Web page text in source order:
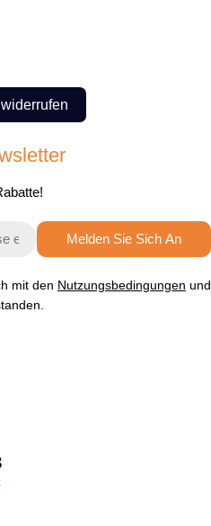
Melden Sie Sich An
mit den Nutzungsbedingungen und